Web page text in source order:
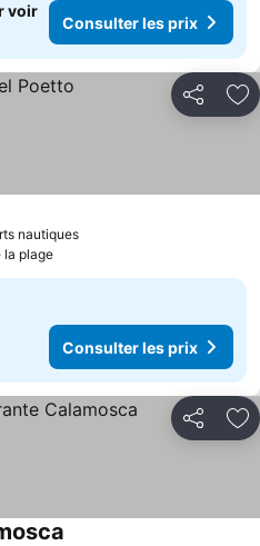
voir
Consulter les prix
Partager
nautiques
la plage
Consulter les prix
Partager